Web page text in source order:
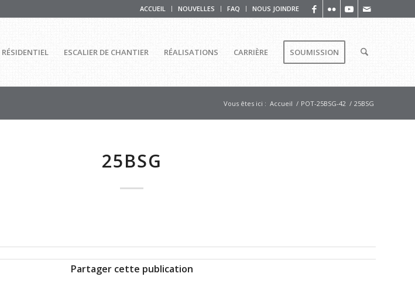
ACCUEIL NOUVELLES FAQ NOUS JOINDRE
RÉSIDENTIEL ESCALIER DE CHANTIER RÉALISATIONS CARRIÈRE SOUMISSION
Vous êtes ici : Accueil / POT-25BSG-42 / 25BSG
25BSG
Partager cette publication